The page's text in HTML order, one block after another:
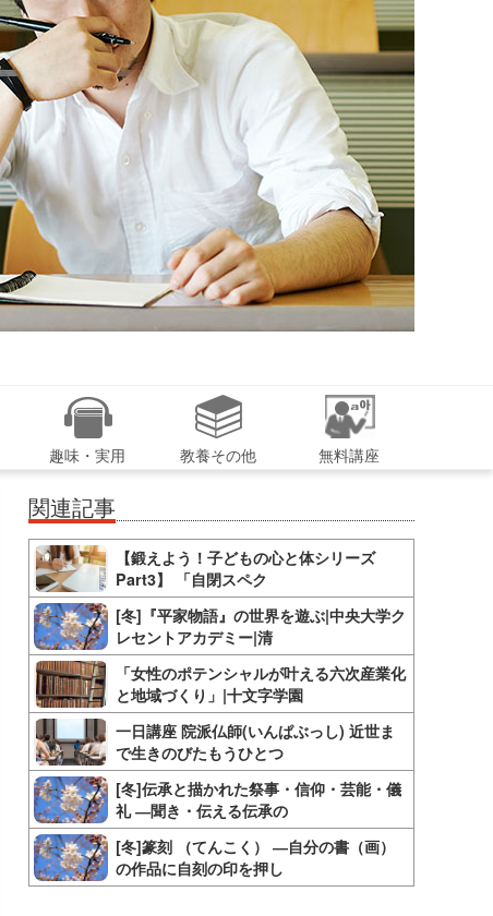
趣味・実用 教養その他 無料講座
関連記事
【鍛えよう！子どもの心と体シリーズ
Part3】 「自閉スペク
[冬]『平家物語』の世界を遊ぶ|中央大学ク
レセントアカデミー|清
「女性のポテンシャルが叶える六次産業化
と地域づくり」|十文字学園
一日講座 院派仏師(いんぱぶっし) 近世ま
で生きのびたもうひとつ
[冬]伝承と描かれた祭事・信仰・芸能・儀
礼 ―聞き・伝える伝承の
[冬]篆刻 （てんこく） ―自分の書（画）
の作品に自刻の印を押し